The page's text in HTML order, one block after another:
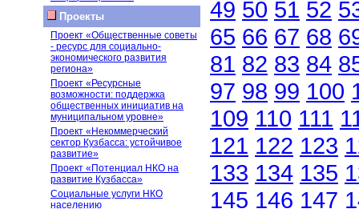
Проекты
Проект «Общественные советы
- ресурс для социально-
экономического развития
региона»
Проект «Ресурсные
возможности: поддержка
общественных инициатив на
муниципальном уровне»
Проект «Некоммерческий
сектор Кузбасса: устойчивое
развитие»
Проект «Потенциал НКО на
развитие Кузбасса»
Социальные услуги НКО
населению
49 50 51 52
65 66 67 68
81 82 83 84
97 98 99 100
109 110 111
121 122 123
133 134 135
145 146 147